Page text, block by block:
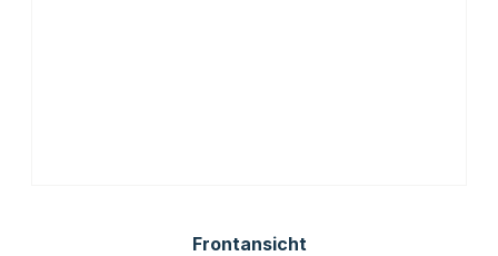
Frontansicht